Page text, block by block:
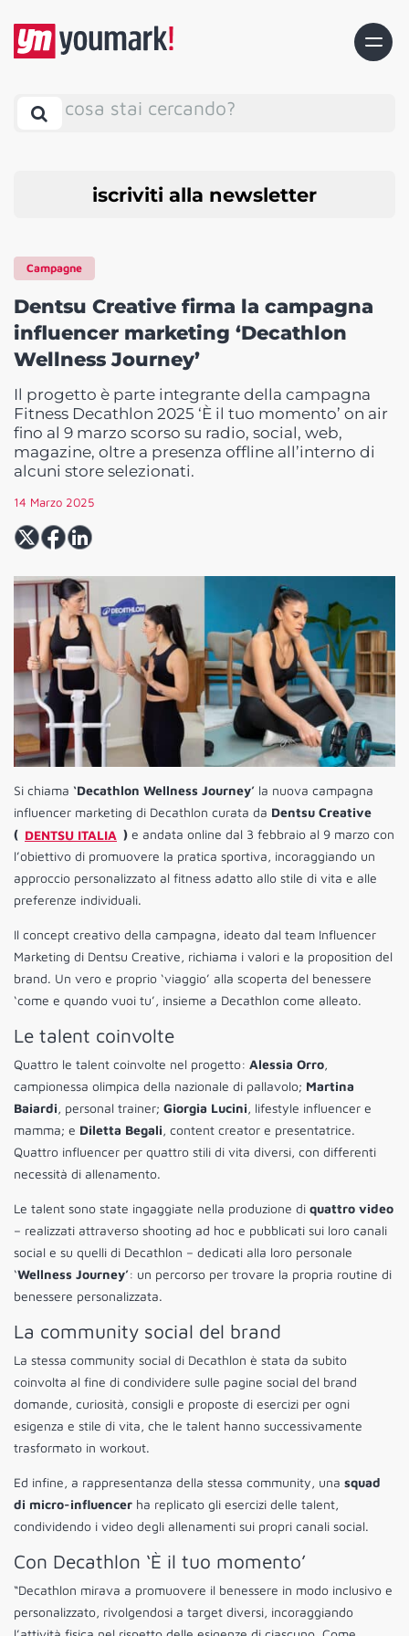
cosa stai cercando?
iscriviti alla newsletter
Campagne
Dentsu Creative firma la campagna
influencer marketing ‘Decathlon
Wellness Journey’
Il progetto è parte integrante della campagna
Fitness Decathlon 2025 ‘È il tuo momento’ on air
fino al 9 marzo scorso su radio, social, web,
magazine, oltre a presenza offline all’interno di
alcuni store selezionati.
14 Marzo 2025
Si chiama ‘Decathlon Wellness Journey’ la nuova campagna
influencer marketing di Decathlon curata da Dentsu Creative
( DENTSU ITALIA ) e andata online dal 3 febbraio al 9 marzo con
l’obiettivo di promuovere la pratica sportiva, incoraggiando un
approccio personalizzato al fitness adatto allo stile di vita e alle
preferenze individuali.
Il concept creativo della campagna, ideato dal team Influencer
Marketing di Dentsu Creative, richiama i valori e la proposition del
brand. Un vero e proprio ‘viaggio’ alla scoperta del benessere
‘come e quando vuoi tu’, insieme a Decathlon come alleato.
Le talent coinvolte
Quattro le talent coinvolte nel progetto: Alessia Orro,
campionessa olimpica della nazionale di pallavolo; Martina
Baiardi, personal trainer; Giorgia Lucini, lifestyle influencer e
mamma; e Diletta Begali, content creator e presentatrice.
Quattro influencer per quattro stili di vita diversi, con differenti
necessità di allenamento.
Le talent sono state ingaggiate nella produzione di quattro video
– realizzati attraverso shooting ad hoc e pubblicati sui loro canali
social e su quelli di Decathlon – dedicati alla loro personale
‘Wellness Journey’: un percorso per trovare la propria routine di
benessere personalizzata.
La community social del brand
La stessa community social di Decathlon è stata da subito
coinvolta al fine di condividere sulle pagine social del brand
domande, curiosità, consigli e proposte di esercizi per ogni
esigenza e stile di vita, che le talent hanno successivamente
trasformato in workout.
Ed infine, a rappresentanza della stessa community, una squad
di micro-influencer ha replicato gli esercizi delle talent,
condividendo i video degli allenamenti sui propri canali social.
Con Decathlon ‘È il tuo momento’
“Decathlon mirava a promuovere il benessere in modo inclusivo e
personalizzato, rivolgendosi a target diversi, incoraggiando